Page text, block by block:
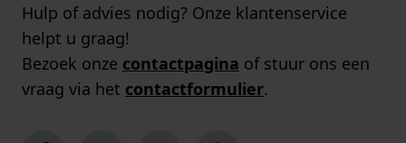
Hulp of advies nodig? Onze klantenservice
helpt u graag!
Bezoek onze contactpagina of stuur ons een
vraag via het contactformulier.